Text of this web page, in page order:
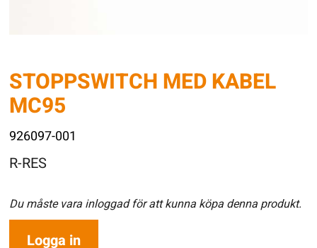
STOPPSWITCH MED KABEL
MC95
926097-001
R-RES
Du måste vara inloggad för att kunna köpa denna produkt.
Logga in